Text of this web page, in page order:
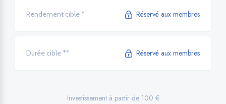
Rendement cible * Réservé aux membres
Durée cible ** Réservé aux membres
Investissement à partir de 100 €